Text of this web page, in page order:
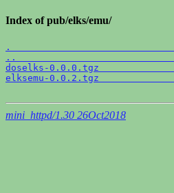
Index of pub/elks/emu/
doselks-
elksemu-
mini_httpd/1.30 26Oct2018